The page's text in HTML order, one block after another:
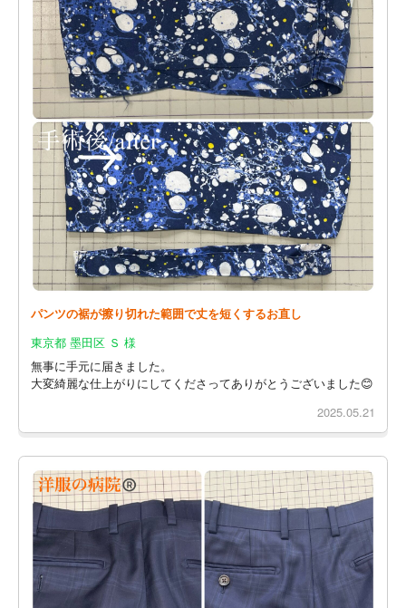
パンツの裾が擦り切れた範囲で丈を短くするお直し
東京都 墨田区 Ｓ 様
無事に手元に届きました。
大変綺麗な仕上がりにしてくださってありがとうございました😊
2025.05.21